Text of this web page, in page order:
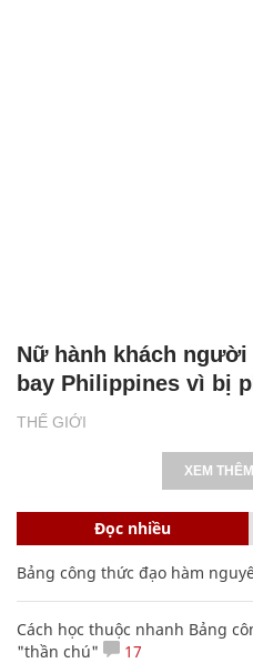
THẾ GIỚI
Nữ hành khách
bay Philippines vì bị
XEM
Đọc nhiều
Bảng công thức đạo hàm
Cách học thuộc nhanh Bảng
"thần chú"
17